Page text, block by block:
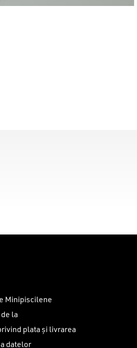
Minipiscilene
la
plata și livrarea
datelor